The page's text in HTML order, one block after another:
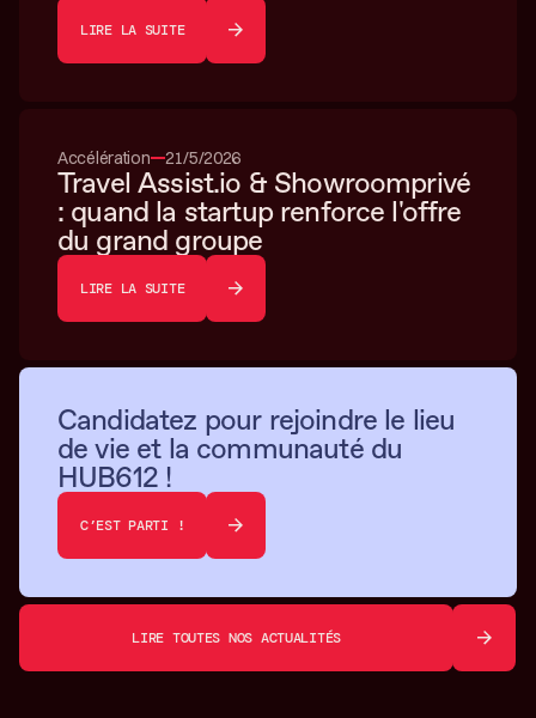
LIRE LA SUITE
Accélération 21/5/2026
Travel Assist.io & Showroomprivé
: quand la startup renforce l'offre
du grand groupe
LIRE LA SUITE
Candidatez pour rejoindre le lieu
de vie et la communauté du
HUB612 !
C’EST PARTI !
LIRE TOUTES NOS ACTUALITÉS